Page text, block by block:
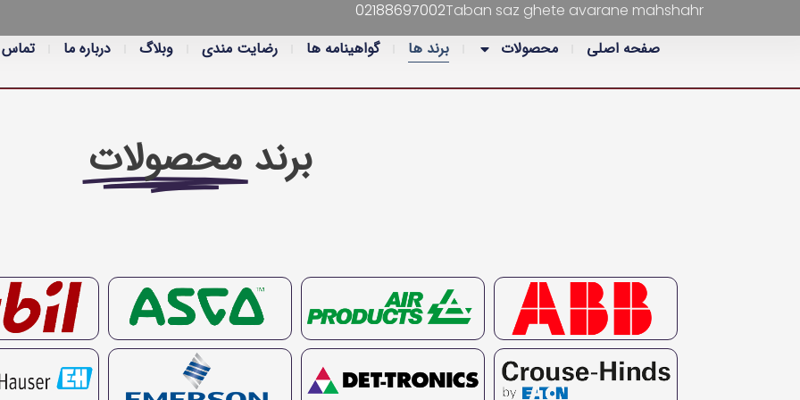
Taban saz ghete avarane mahshahr
02188697002
صفحه اصلی محصولات برند ها گواهینامه ها رضایت مندی وبلاگ درباره ما تماس
برند محصولات